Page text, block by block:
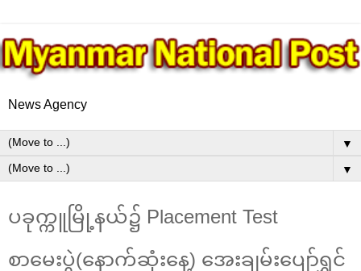
News Agency
▼
▼
ပခုက္ကူမြို့နယ်၌ Placement Test
စာမေးပွဲ(နောက်ဆုံးနေ့) အေးချမ်းပျော်ရွှင်